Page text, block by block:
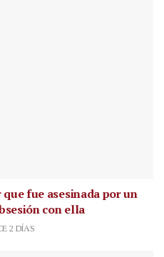
fue asesinada por un
con ella
2 DÍAS